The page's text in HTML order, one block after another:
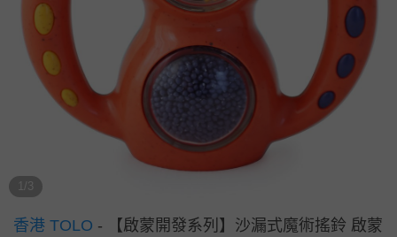
1/3
香港 TOLO - 【啟蒙開發系列】沙漏式魔術搖鈴 啟蒙